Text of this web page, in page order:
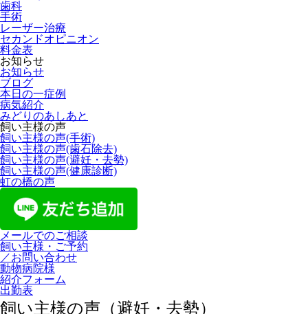
歯科
手術
レーザー治療
セカンドオピニオン
料金表
お知らせ
お知らせ
ブログ
本日の一症例
病気紹介
みどりのあしあと
飼い主様の声
飼い主様の声(手術)
飼い主様の声(歯石除去)
飼い主様の声(避妊・去勢)
飼い主様の声(健康診断)
虹の橋の声
メールでのご相談
飼い主様・ご予約
／お問い合わせ
動物病院様
紹介フォーム
出勤表
飼い主様の声（避妊・去勢）